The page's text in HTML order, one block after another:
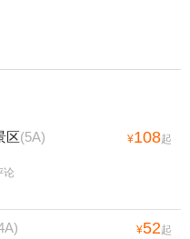
区(5A) ¥108起
论
¥52起